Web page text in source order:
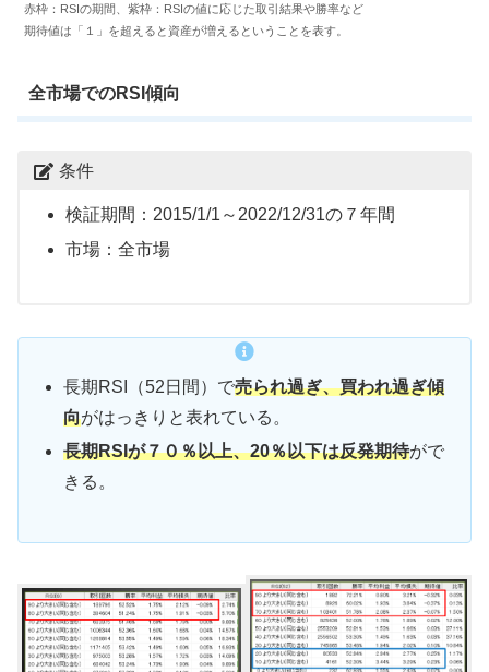
赤枠：RSIの期間、紫枠：RSIの値に応じた取引結果や勝率など
期待値は「１」を超えると資産が増えるということを表す。
全市場でのRSI傾向
条件
検証期間：2015/1/1～2022/12/31の７年間
市場：全市場
長期RSI（52日間）で売られ過ぎ、買われ過ぎ傾
向がはっきりと表れている。
長期RSIが７０％以上、20％以下は反発期待がで
きる。